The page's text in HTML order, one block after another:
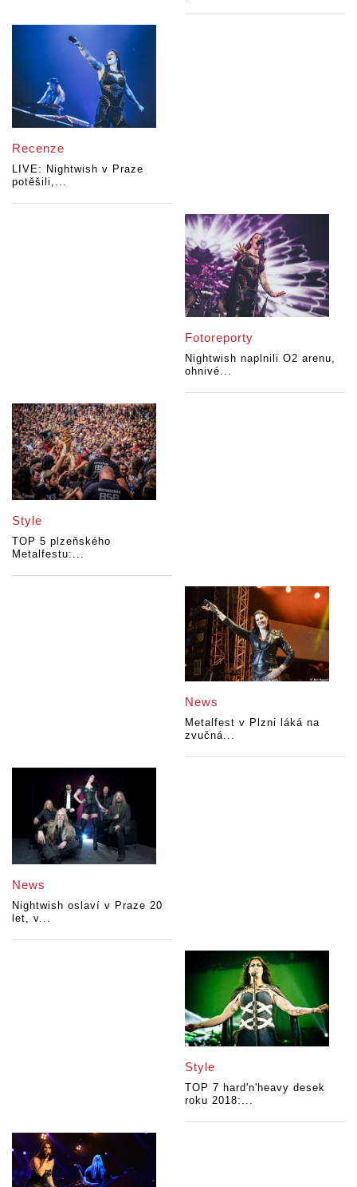
Recenze
LIVE: Nightwish v Praze
potěšili,...
Fotoreporty
Nightwish naplnili O2 arenu,
ohnivé...
Style
TOP 5 plzeňského
Metalfestu:...
News
Metalfest v Plzni láká na
zvučná...
News
Nightwish oslaví v Praze 20
let, v...
Style
TOP 7 hard'n'heavy desek
roku 2018:...